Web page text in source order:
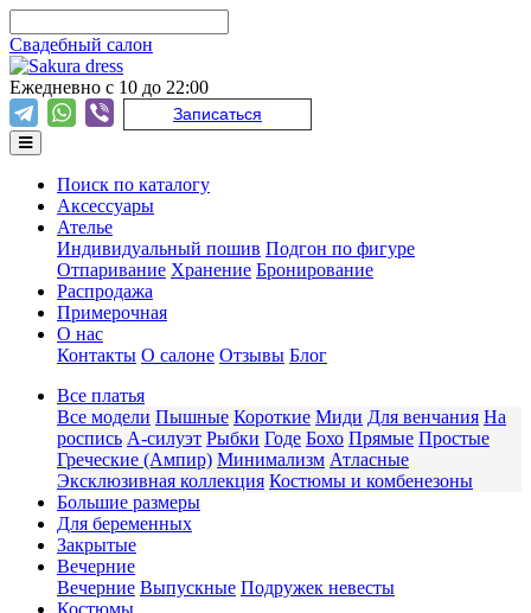
Свадебный салон
Ежедневно с 10 до 22:00
Записаться
Поиск по каталогу
Аксессуары
Ателье
Индивидуальный пошив Подгон по фигуре
Отпаривание Хранение Бронирование
Распродажа
Примерочная
О нас
Контакты О салоне Отзывы Блог
Все платья
Все модели Пышные Короткие Миди Для венчания На
роспись А-силуэт Рыбки Годе Бохо Прямые Простые
Греческие (Ампир) Минимализм Атласные
Эксклюзивная коллекция Костюмы и комбенезоны
Большие размеры
Для беременных
Закрытые
Вечерние
Вечерние Выпускные Подружек невесты
Костюмы